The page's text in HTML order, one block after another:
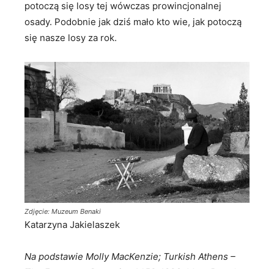
potoczą się losy tej wówczas prowincjonalnej
osady. Podobnie jak dziś mało kto wie, jak potoczą
się nasze losy za rok.
Zdjęcie: Muzeum Benaki
Katarzyna Jakielaszek
Na podstawie Molly MacKenzie; Turkish Athens –